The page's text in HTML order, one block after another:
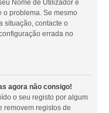
Nome de Utilizador e
o problema. Se mesmo
situação, contacte o
errada no
agora não consigo!
o seu registo por algum
removem registos de